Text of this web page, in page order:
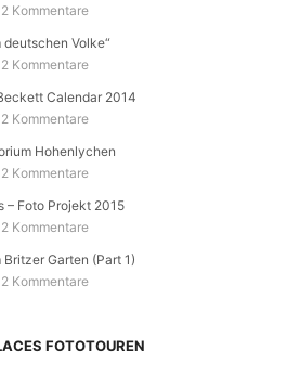
2 Kommentare
deutschen Volke“
2 Kommentare
Calendar 2014
2 Kommentare
Hohenlychen
2 Kommentare
– Foto Projekt 2015
2 Kommentare
Britzer Garten (Part 1)
2 Kommentare
FOTOTOUREN